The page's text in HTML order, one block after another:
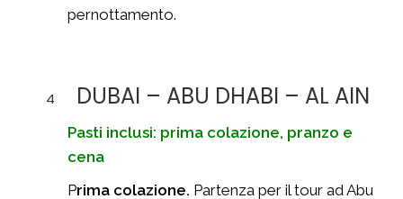
pernottamento.
4 DUBAI – ABU DHABI – AL AIN
Pasti inclusi: prima colazione, pranzo e
cena
Prima colazione. Partenza per il tour ad Abu